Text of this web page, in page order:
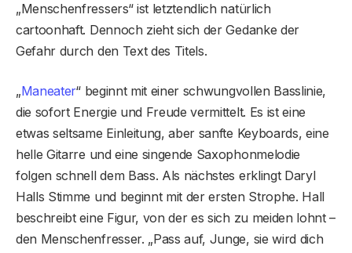
„Menschenfressers“ ist letztendlich natürlich
cartoonhaft. Dennoch zieht sich der Gedanke der
Gefahr durch den Text des Titels.
„Maneater“ beginnt mit einer schwungvollen Basslinie,
die sofort Energie und Freude vermittelt. Es ist eine
etwas seltsame Einleitung, aber sanfte Keyboards, eine
helle Gitarre und eine singende Saxophonmelodie
folgen schnell dem Bass. Als nächstes erklingt Daryl
Halls Stimme und beginnt mit der ersten Strophe. Hall
beschreibt eine Figur, von der es sich zu meiden lohnt –
den Menschenfresser. „Pass auf, Junge, sie wird dich